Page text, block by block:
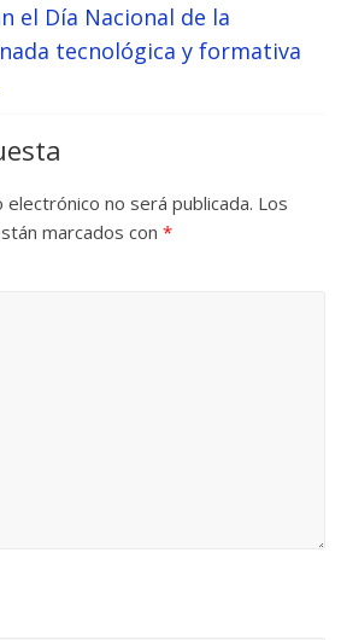
el Día Nacional de la
tecnológica y formativa
no será publicada. Los
marcados con*